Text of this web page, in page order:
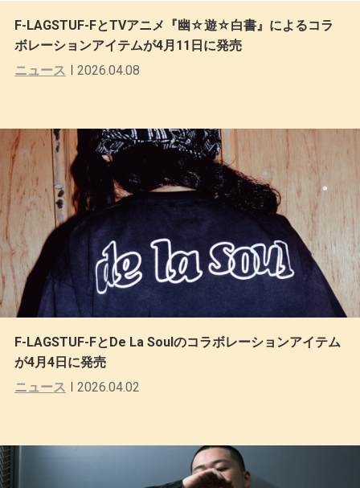
F-LAGSTUF-FとTVアニメ『幽☆遊☆白書』によるコラ
ボレーションアイテムが4月11日に発売
ニュース
2026.04.08
F-LAGSTUF-FとDe La Soulのコラボレーションアイテム
が4月4日に発売
ニュース
2026.04.02